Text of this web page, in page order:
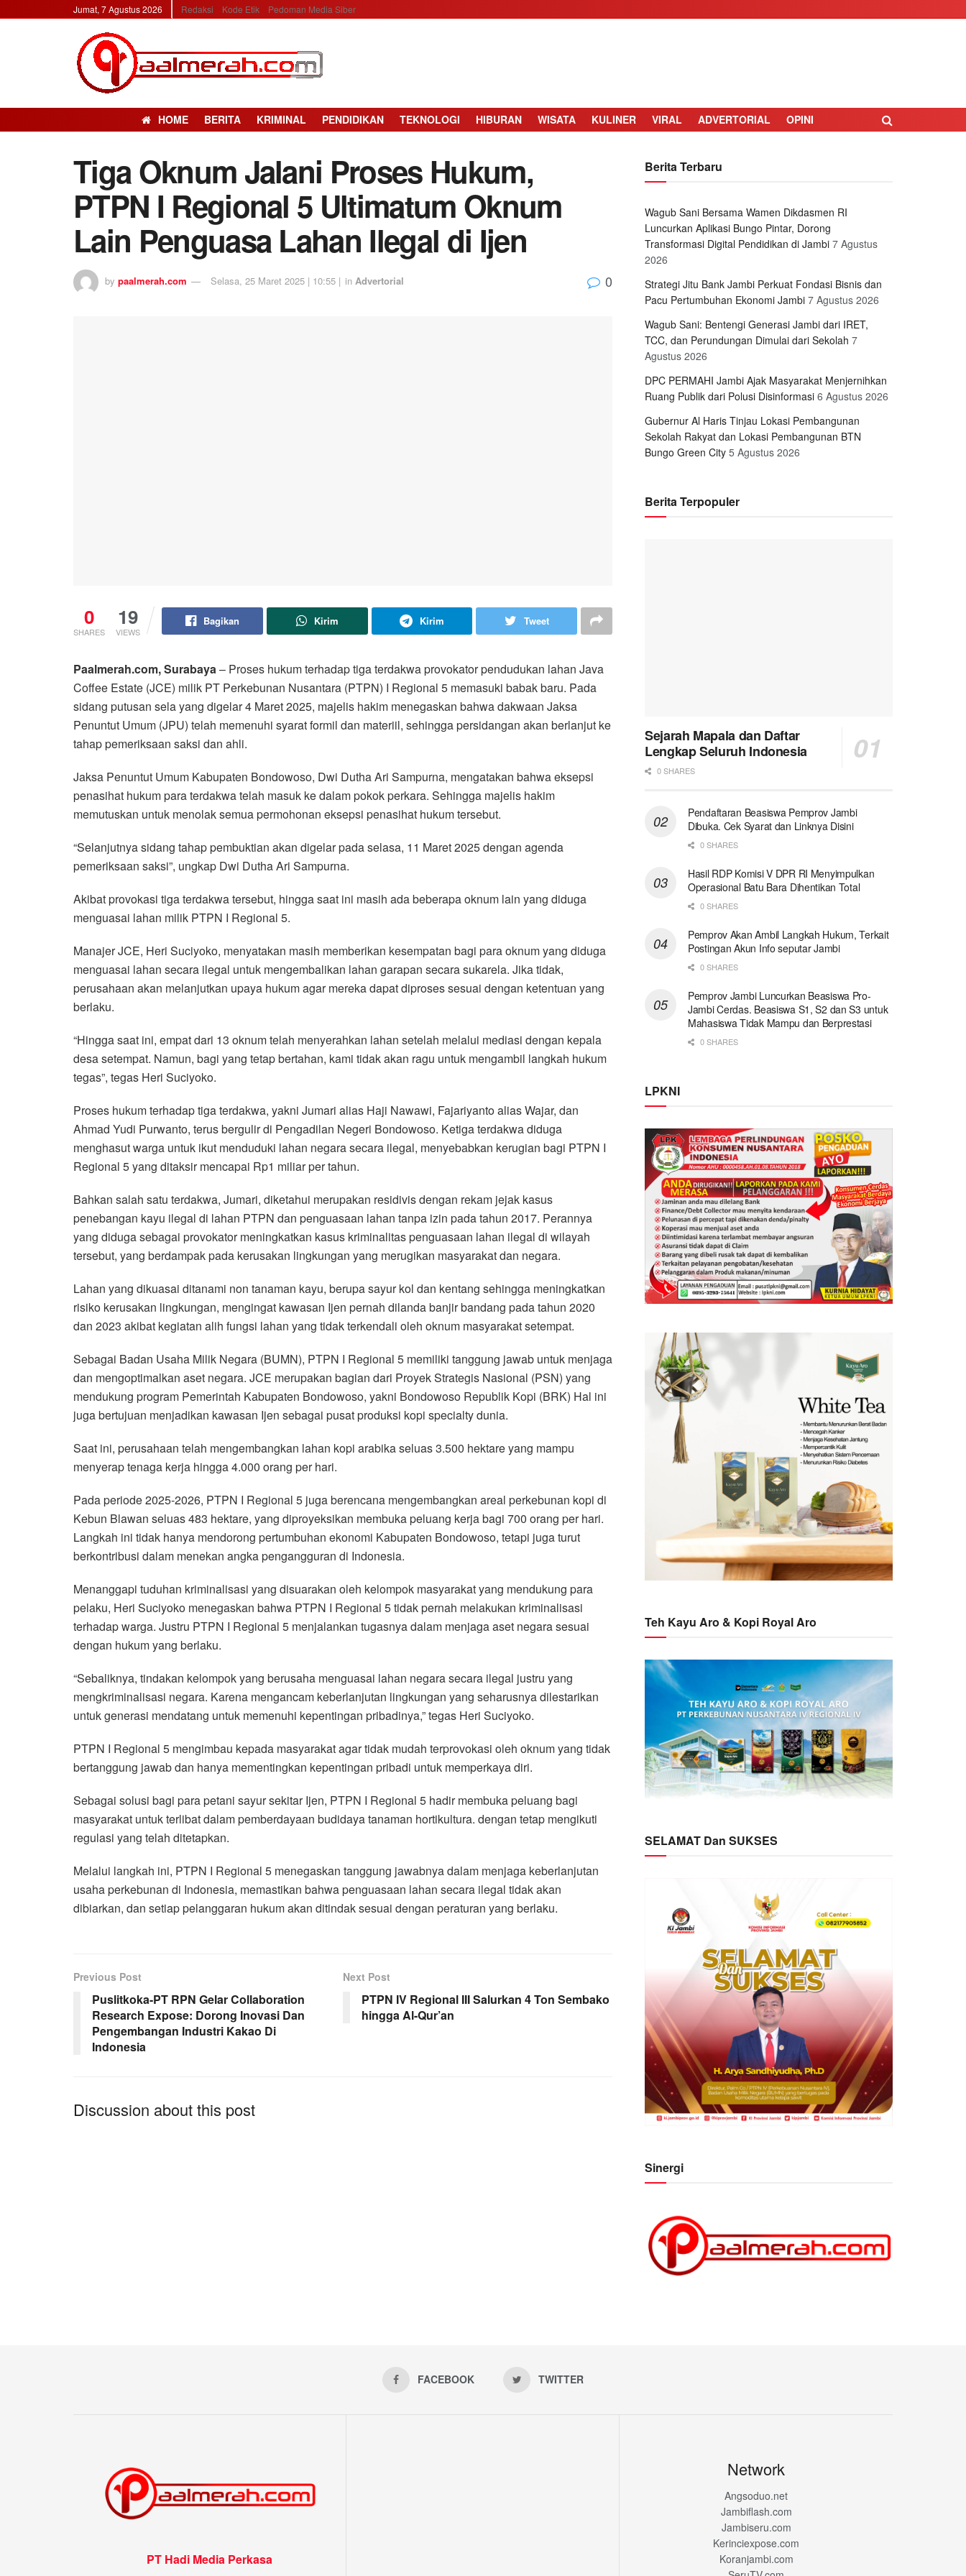
Jumat, 7 Agustus 2026 Redaksi Kode Etik Pedoman Media Siber
HOME BERITA KRIMINAL PENDIDIKAN TEKNOLOGI HIBURAN WISATA KULINER VIRAL ADVERTORIAL OPINI
Tiga Oknum Jalani Proses Hukum,
PTPN I Regional 5 Ultimatum Oknum
Lain Penguasa Lahan Ilegal di Ijen
by paalmerah.com Selasa, 25 Maret 2025 | 10:55 | in Advertorial 0
0
SHARES
19
VIEWS
Bagikan Kirim Kirim Tweet
Paalmerah.com, Surabaya– Proses hukum terhadap tiga terdakwa provokator pendudukan lahan Java
Coffee Estate (JCE) milik PT Perkebunan Nusantara (PTPN) I Regional 5 memasuki babak baru. Pada
sidang putusan sela yang digelar 4 Maret 2025, majelis hakim menegaskan bahwa dakwaan Jaksa
Penuntut Umum (JPU) telah memenuhi syarat formil dan materiil, sehingga persidangan akan berlanjut ke
tahap pemeriksaan saksi dan ahli.
Jaksa Penuntut Umum Kabupaten Bondowoso, Dwi Dutha Ari Sampurna, mengatakan bahwa eksepsi
penasihat hukum para terdakwa telah masuk ke dalam pokok perkara. Sehingga majelis hakim
memutuskan untuk menolak semua permohonan eksepsi penasihat hukum tersebut.
“Selanjutnya sidang tahap pembuktian akan digelar pada selasa, 11 Maret 2025 dengan agenda
pemeriksaan saksi”, ungkap Dwi Dutha Ari Sampurna.
Akibat provokasi tiga terdakwa tersebut, hingga saat ini masih ada beberapa oknum lain yang diduga
menguasai lahan milik PTPN I Regional 5.
Manajer JCE, Heri Suciyoko, menyatakan masih memberikan kesempatan bagi para oknum yang diduga
menguasai lahan secara ilegal untuk mengembalikan lahan garapan secara sukarela. Jika tidak,
perusahaan akan melanjutkan upaya hukum agar mereka dapat diproses sesuai dengan ketentuan yang
berlaku.
“Hingga saat ini, empat dari 13 oknum telah menyerahkan lahan setelah melalui mediasi dengan kepala
desa setempat. Namun, bagi yang tetap bertahan, kami tidak akan ragu untuk mengambil langkah hukum
tegas”, tegas Heri Suciyoko.
Proses hukum terhadap tiga terdakwa, yakni Jumari alias Haji Nawawi, Fajariyanto alias Wajar, dan
Ahmad Yudi Purwanto, terus bergulir di Pengadilan Negeri Bondowoso. Ketiga terdakwa diduga
menghasut warga untuk ikut menduduki lahan negara secara ilegal, menyebabkan kerugian bagi PTPN I
Regional 5 yang ditaksir mencapai Rp1 miliar per tahun.
Bahkan salah satu terdakwa, Jumari, diketahui merupakan residivis dengan rekam jejak kasus
penebangan kayu ilegal di lahan PTPN dan penguasaan lahan tanpa izin pada tahun 2017. Perannya
yang diduga sebagai provokator meningkatkan kasus kriminalitas penguasaan lahan ilegal di wilayah
tersebut, yang berdampak pada kerusakan lingkungan yang merugikan masyarakat dan negara.
Lahan yang dikuasai ditanami non tanaman kayu, berupa sayur kol dan kentang sehingga meningkatkan
risiko kerusakan lingkungan, mengingat kawasan Ijen pernah dilanda banjir bandang pada tahun 2020
dan 2023 akibat kegiatan alih fungsi lahan yang tidak terkendali oleh oknum masyarakat setempat.
Sebagai Badan Usaha Milik Negara (BUMN), PTPN I Regional 5 memiliki tanggung jawab untuk menjaga
dan mengoptimalkan aset negara. JCE merupakan bagian dari Proyek Strategis Nasional (PSN) yang
mendukung program Pemerintah Kabupaten Bondowoso, yakni Bondowoso Republik Kopi (BRK) Hal ini
juga bertujuan menjadikan kawasan Ijen sebagai pusat produksi kopi specialty dunia.
Saat ini, perusahaan telah mengembangkan lahan kopi arabika seluas 3.500 hektare yang mampu
menyerap tenaga kerja hingga 4.000 orang per hari.
Pada periode 2025-2026, PTPN I Regional 5 juga berencana mengembangkan areal perkebunan kopi di
Kebun Blawan seluas 483 hektare, yang diproyeksikan membuka peluang kerja bagi 700 orang per hari.
Langkah ini tidak hanya mendorong pertumbuhan ekonomi Kabupaten Bondowoso, tetapi juga turut
berkontribusi dalam menekan angka pengangguran di Indonesia.
Menanggapi tuduhan kriminalisasi yang disuarakan oleh kelompok masyarakat yang mendukung para
pelaku, Heri Suciyoko menegaskan bahwa PTPN I Regional 5 tidak pernah melakukan kriminalisasi
terhadap warga. Justru PTPN I Regional 5 menjalankan tugasnya dalam menjaga aset negara sesuai
dengan hukum yang berlaku.
“Sebaliknya, tindakan kelompok yang berusaha menguasai lahan negara secara ilegal justru yang
mengkriminalisasi negara. Karena mengancam keberlanjutan lingkungan yang seharusnya dilestarikan
untuk generasi mendatang untuk memenuhi kepentingan pribadinya,” tegas Heri Suciyoko.
PTPN I Regional 5 mengimbau kepada masyarakat agar tidak mudah terprovokasi oleh oknum yang tidak
bertanggung jawab dan hanya mementingkan kepentingan pribadi untuk memperkaya diri.
Sebagai solusi bagi para petani sayur sekitar Ijen, PTPN I Regional 5 hadir membuka peluang bagi
masyarakat untuk terlibat dalam pemberdayaan budidaya tanaman hortikultura. dengan tetap mengikuti
regulasi yang telah ditetapkan.
Melalui langkah ini, PTPN I Regional 5 menegaskan tanggung jawabnya dalam menjaga keberlanjutan
usaha perkebunan di Indonesia, memastikan bahwa penguasaan lahan secara ilegal tidak akan
dibiarkan, dan setiap pelanggaran hukum akan ditindak sesuai dengan peraturan yang berlaku.
Previous Post
Puslitkoka-PT RPN Gelar Collaboration
Research Expose: Dorong Inovasi Dan
Pengembangan Industri Kakao Di
Indonesia
Next Post
PTPN IV Regional III Salurkan 4 Ton Sembako
hingga Al-Qur’an
Discussion about this post
Berita Terbaru
Wagub Sani Bersama Wamen Dikdasmen RI
Luncurkan Aplikasi Bungo Pintar, Dorong
Transformasi Digital Pendidikan di Jambi 7 Agustus
2026
Strategi Jitu Bank Jambi Perkuat Fondasi Bisnis dan
Pacu Pertumbuhan Ekonomi Jambi 7 Agustus 2026
Wagub Sani: Bentengi Generasi Jambi dari IRET,
TCC, dan Perundungan Dimulai dari Sekolah 7
Agustus 2026
DPC PERMAHI Jambi Ajak Masyarakat Menjernihkan
Ruang Publik dari Polusi Disinformasi 6 Agustus 2026
Gubernur Al Haris Tinjau Lokasi Pembangunan
Sekolah Rakyat dan Lokasi Pembangunan BTN
Bungo Green City 5 Agustus 2026
Berita Terpopuler
Sejarah Mapala dan Daftar
Lengkap Seluruh Indonesia
0 SHARES
Pendaftaran Beasiswa Pemprov Jambi
Dibuka. Cek Syarat dan Linknya Disini
0 SHARES
Hasil RDP Komisi V DPR RI Menyimpulkan
Operasional Batu Bara Dihentikan Total
0 SHARES
Pemprov Akan Ambil Langkah Hukum, Terkait
Postingan Akun Info seputar Jambi
0 SHARES
Pemprov Jambi Luncurkan Beasiswa Pro-
Jambi Cerdas. Beasiswa S1, S2 dan S3 untuk
Mahasiswa Tidak Mampu dan Berprestasi
0 SHARES
LPKNI
Teh Kayu Aro & Kopi Royal Aro
SELAMAT Dan SUKSES
Sinergi
FACEBOOK TWITTER
PT Hadi Media Perkasa
Network
Angsoduo.net
Jambiflash.com
Jambiseru.com
Kerinciexpose.com
Koranjambi.com